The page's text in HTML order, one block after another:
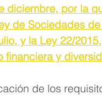
diciembre, por la
de Sociedades
y la Ley 22/
financiera y
de los